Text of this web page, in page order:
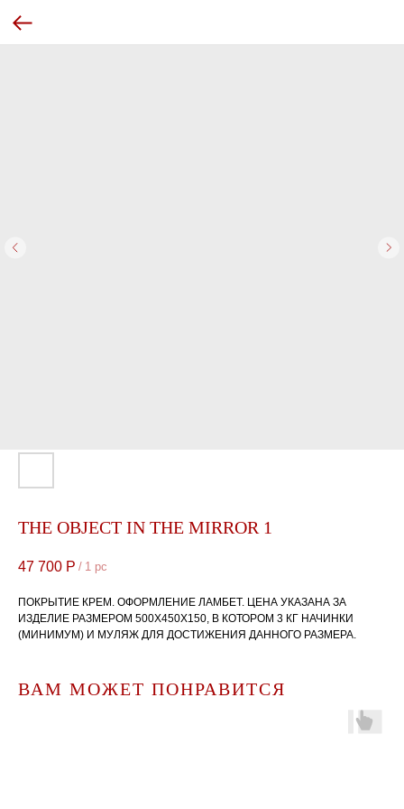
THE OBJECT IN THE MIRROR 1
47 700 Р / 1 pc
ПОКРЫТИЕ КРЕМ. ОФОРМЛЕНИЕ ЛАМБЕТ. ЦЕНА УКАЗАНА ЗА
ИЗДЕЛИЕ РАЗМЕРОМ 500Х450Х150, В КОТОРОМ 3 КГ НАЧИНКИ
(МИНИМУМ) И МУЛЯЖ ДЛЯ ДОСТИЖЕНИЯ ДАННОГО РАЗМЕРА.
ВАМ МОЖЕТ ПОНРАВИТСЯ